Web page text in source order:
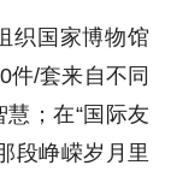
织国家博物馆
件/套来自不同
；在“国际友
段峥嵘岁月里